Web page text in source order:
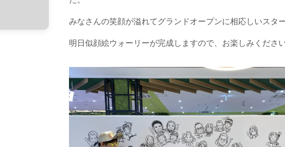
みなさんの笑顔が溢れてグランドオープンに相応しいスタ
明日似顔絵ウォーリーが完成しますので、お楽しみください